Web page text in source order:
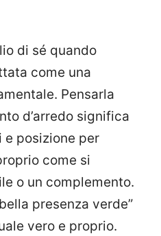
di sé quando
come una
Pensarla
d’arredo significa
e posizione per
come si
o un complemento.
presenza verde”
vero e proprio.